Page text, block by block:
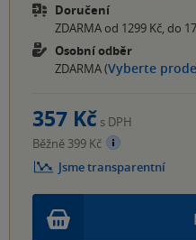
Doručení
ZDARMA od 1299 Kč, do
Osobní odběr
ZDARMA (Vyberte
357 Kč s DPH
Běžně 399 Kč
Jsme transparentní